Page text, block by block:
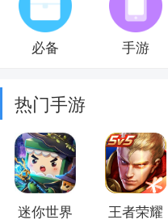
必备 手游
热门手游
迷你世界 王者荣耀